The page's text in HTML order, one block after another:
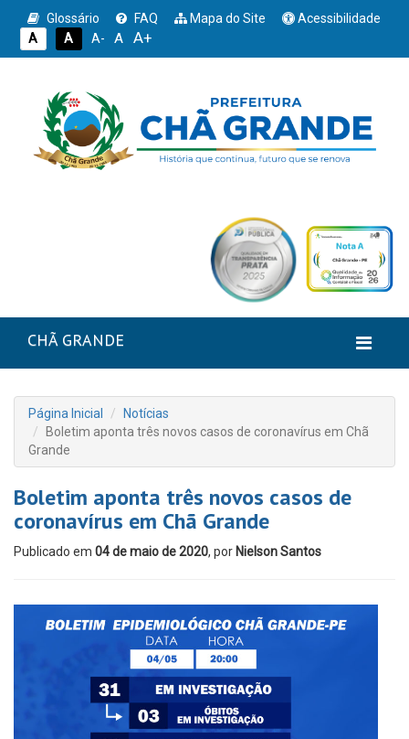
Glossário FAQ Mapa do Site
Acessibilidade
A
A A- A A+
CHÃ GRANDE
Página Inicial
Notícias
Boletim aponta três novos casos de coronavírus em Chã
Grande
Boletim aponta três novos casos de
coronavírus em Chã Grande
Publicado em 04 de maio de 2020, por Nielson Santos